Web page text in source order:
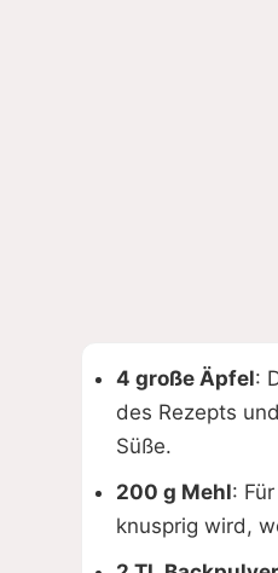
4 große Äpfel:
des Rezepts
Süße.
200 g Mehl:
knusprig wird,